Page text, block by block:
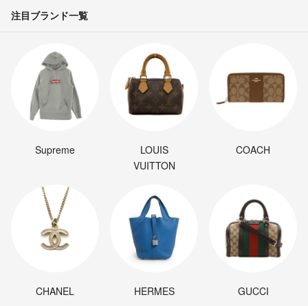
注目ブランド一覧
Supreme
LOUIS
VUITTON
COACH
CHANEL HERMES GUCCI